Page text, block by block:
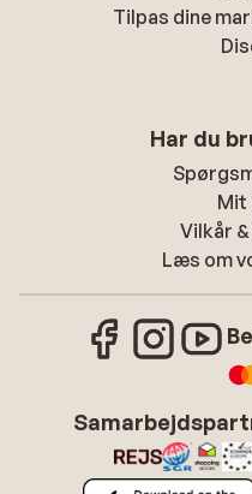
Tilpas dine
Har du
Mit
Vilkår
Læs om